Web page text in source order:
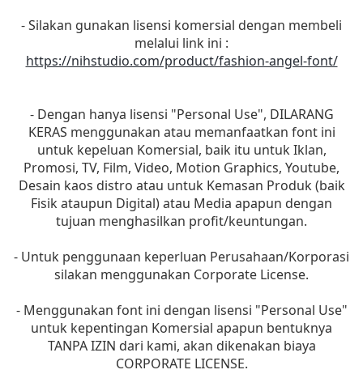
- Silakan gunakan lisensi komersial dengan membeli
melalui link ini :
https://nihstudio.com/product/fashion-angel-font/
- Dengan hanya lisensi "Personal Use", DILARANG
KERAS menggunakan atau memanfaatkan font ini
untuk kepeluan Komersial, baik itu untuk Iklan,
Promosi, TV, Film, Video, Motion Graphics, Youtube,
Desain kaos distro atau untuk Kemasan Produk (baik
Fisik ataupun Digital) atau Media apapun dengan
tujuan menghasilkan profit/keuntungan.
- Untuk penggunaan keperluan Perusahaan/Korporasi
silakan menggunakan Corporate License.
- Menggunakan font ini dengan lisensi "Personal Use"
untuk kepentingan Komersial apapun bentuknya
TANPA IZIN dari kami, akan dikenakan biaya
CORPORATE LICENSE.